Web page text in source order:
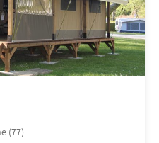
(77)